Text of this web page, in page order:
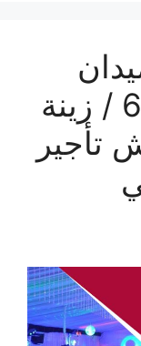
حولي / 69694474 / زينة
تأجير